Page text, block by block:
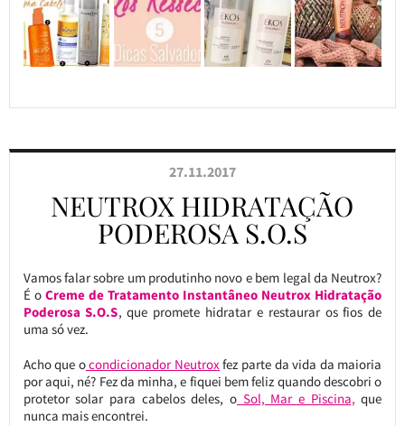
27.11.2017
NEUTROX HIDRATAÇÃO
PODEROSA S.O.S
Vamos falar sobre um produtinho novo e bem legal da Neutrox?
É o Creme de Tratamento Instantâneo Neutrox Hidratação
Poderosa S.O.S, que promete hidratar e restaurar os fios de
uma só vez.
Acho que ocondicionador Neutroxfez parte da vida da maioria
por aqui, né? Fez da minha, e fiquei bem feliz quando descobri o
protetor solar para cabelos deles, o Sol, Mar e Piscina, que
nunca mais encontrei.